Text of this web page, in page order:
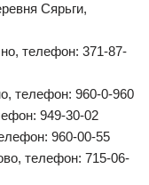
Сярьги,
телефон: 371-87-
телефон: 960-0-960
949-30-02
960-00-55
телефон: 715-06-